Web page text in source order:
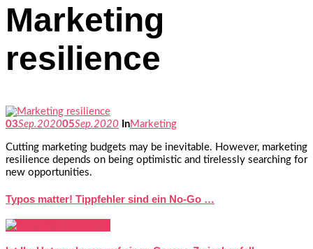
Marketing
resilience
03Sep. 202005Sep. 2020 InMarketing
Cutting marketing budgets may be inevitable. However, marketing
resilience depends on being optimistic and tirelessly searching for
new opportunities.
Typos matter! Tippfehler sind ein No-Go …